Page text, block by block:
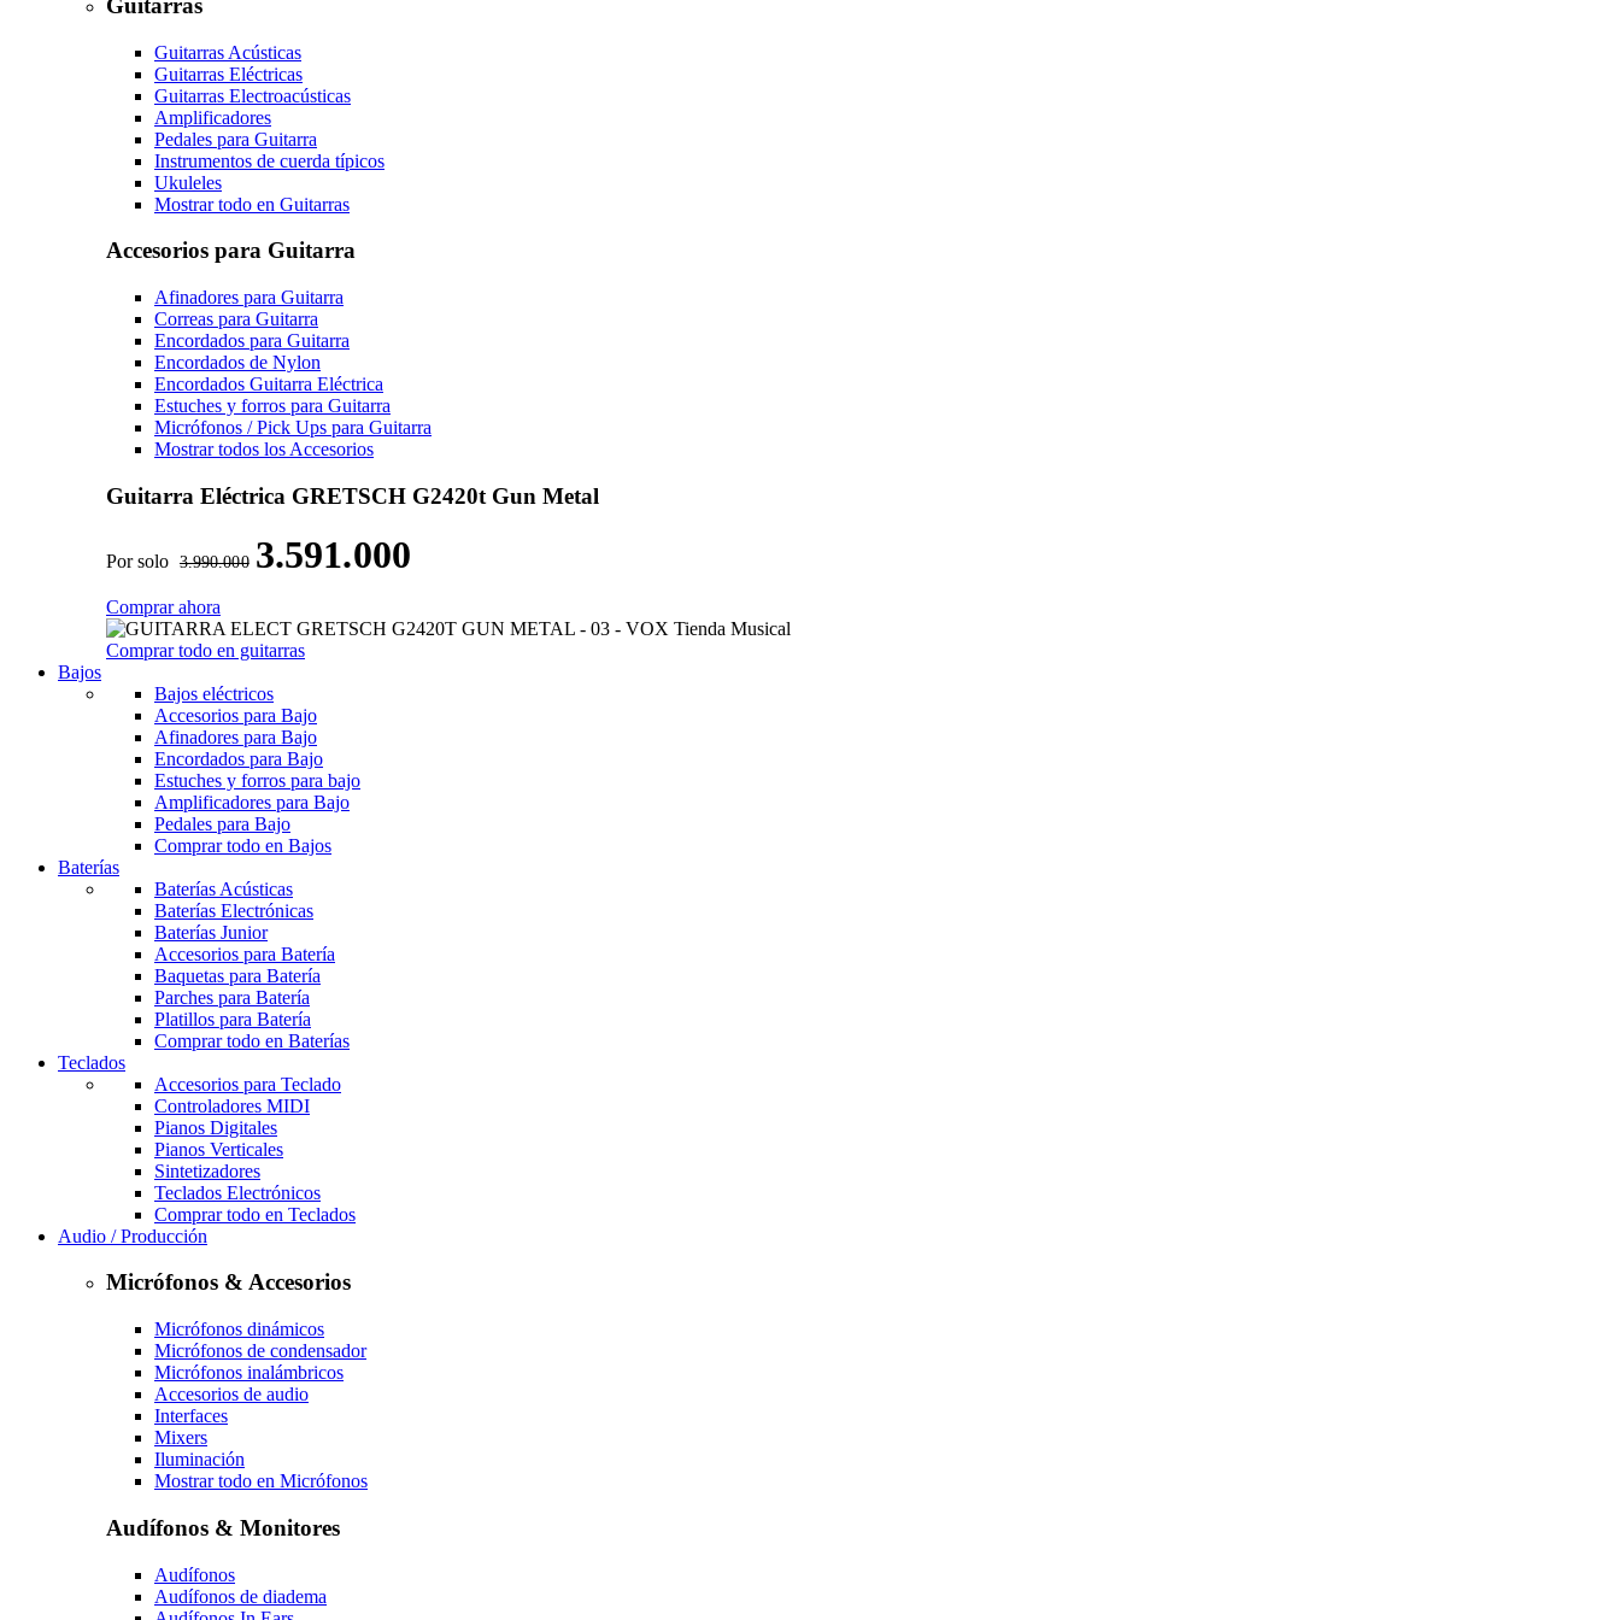
Guitarras
Guitarras Acústicas
Guitarras Eléctricas
Guitarras Electroacústicas
Amplificadores
Pedales para Guitarra
Instrumentos de cuerda típicos
Ukuleles
Mostrar todo en Guitarras
Accesorios para Guitarra
Afinadores para Guitarra
Correas para Guitarra
Encordados para Guitarra
Encordados de Nylon
Encordados Guitarra Eléctrica
Estuches y forros para Guitarra
Micrófonos / Pick Ups para Guitarra
Mostrar todos los Accesorios
Guitarra Eléctrica GRETSCH G2420t Gun Metal
Por solo 3.990.000 3.591.000
Comprar ahora
Comprar todo en guitarras
Bajos
Bajos eléctricos
Accesorios para Bajo
Afinadores para Bajo
Encordados para Bajo
Estuches y forros para bajo
Amplificadores para Bajo
Pedales para Bajo
Comprar todo en Bajos
Baterías
Baterías Acústicas
Baterías Electrónicas
Baterías Junior
Accesorios para Batería
Baquetas para Batería
Parches para Batería
Platillos para Batería
Comprar todo en Baterías
Teclados
Accesorios para Teclado
Controladores MIDI
Pianos Digitales
Pianos Verticales
Sintetizadores
Teclados Electrónicos
Comprar todo en Teclados
Audio / Producción
Micrófonos & Accesorios
Micrófonos dinámicos
Micrófonos de condensador
Micrófonos inalámbricos
Accesorios de audio
Interfaces
Mixers
Iluminación
Mostrar todo en Micrófonos
Audífonos & Monitores
Audífonos
Audífonos de diadema